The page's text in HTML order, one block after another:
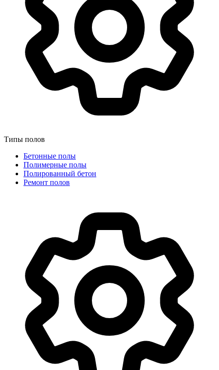
Типы полов
Бетонные полы
Полимерные полы
Полированный бетон
Ремонт полов